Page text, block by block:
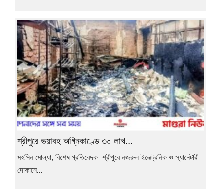
শ্রীপুরে ভয়াবহ অগ্নিকাণ্ডে ৩০ লাখ...
মহসিন মোল্যা, বিশেষ প্রতিবেদক- শ্রীপুরে নজরুল ইলেক্ট্রনিক ও স্যানেটারী
দোকানে...